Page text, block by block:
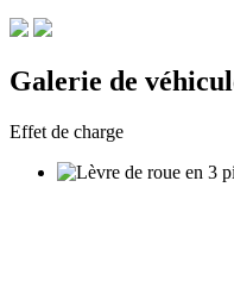
Galerie de
Effet de charge